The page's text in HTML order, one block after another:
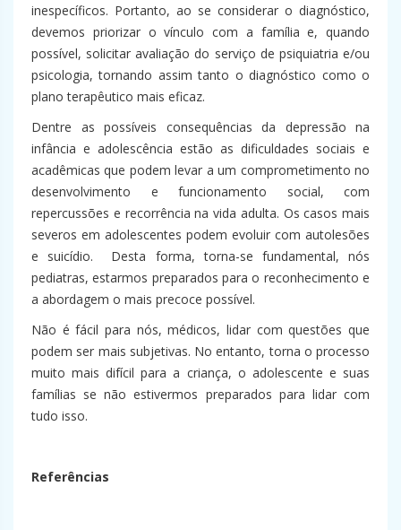
inespecíficos. Portanto, ao se considerar o diagnóstico,
devemos priorizar o vínculo com a família e, quando
possível, solicitar avaliação do serviço de psiquiatria e/ou
psicologia, tornando assim tanto o diagnóstico como o
plano terapêutico mais eficaz.
Dentre as possíveis consequências da depressão na
infância e adolescência estão as dificuldades sociais e
acadêmicas que podem levar a um comprometimento no
desenvolvimento e funcionamento social, com
repercussões e recorrência na vida adulta. Os casos mais
severos em adolescentes podem evoluir com autolesões
e suicídio. Desta forma, torna-se fundamental, nós
pediatras, estarmos preparados para o reconhecimento e
a abordagem o mais precoce possível.
Não é fácil para nós, médicos, lidar com questões que
podem ser mais subjetivas. No entanto, torna o processo
muito mais difícil para a criança, o adolescente e suas
famílias se não estivermos preparados para lidar com
tudo isso.
Referências